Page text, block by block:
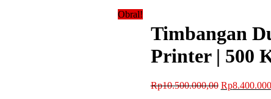
Obral!
Timbangan
Printer | 500
Rp10.500.000,00 Harga
Rp